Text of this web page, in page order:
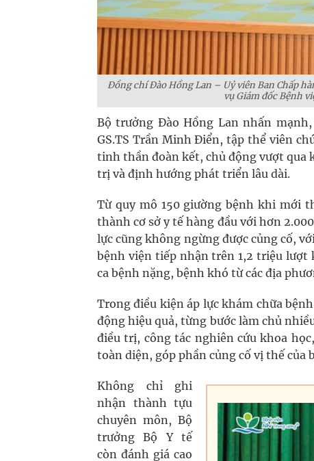
Đồng chí Đào Hồng Lan – Uỷ viên Ban Chấp
vụ Giám đốc Bệnh
Bộ trưởng Đào Hồng Lan nhấn
GS.TS Trần Minh Điển, tập thể viên
tinh thần đoàn kết, chủ động vượt qua
trị và định hướng phát triển lâu dài.
Từ quy mô 150 giường bệnh khi mới
thành cơ sở y tế hàng đầu với hơn
lực cũng không ngừng được củng cố,
bệnh viện tiếp nhận trên 1,2 triệu lượt
ca bệnh nặng, bệnh khó từ các địa
Trong điều kiện áp lực khám chữa
động hiệu quả, từng bước làm chủ
điều trị, công tác nghiên cứu khoa
toàn diện, góp phần củng cố vị thế
Không chỉ ghi
nhận thành tựu
chuyên môn, Bộ
trưởng Bộ Y tế
còn đánh giá cao